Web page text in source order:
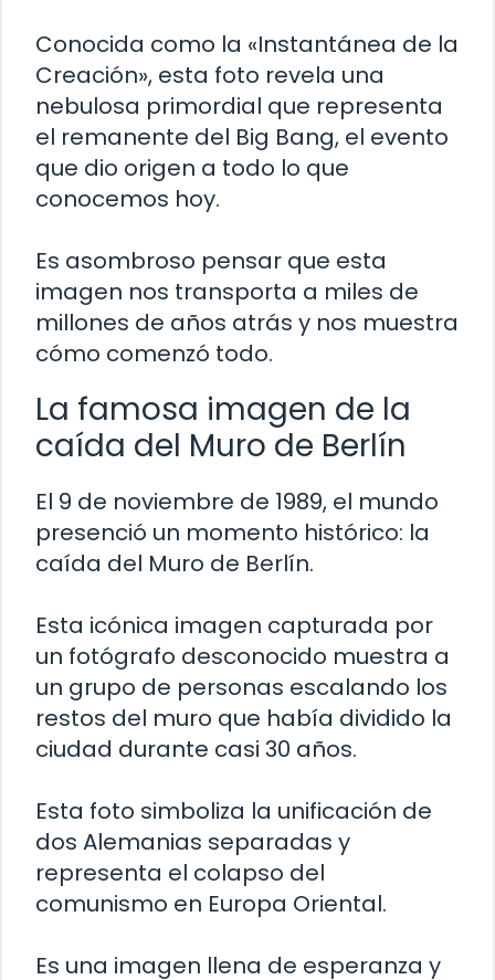
Conocida como la «Instantánea de la
Creación», esta foto revela una
nebulosa primordial que representa
el remanente del Big Bang, el evento
que dio origen a todo lo que
conocemos hoy.
Es asombroso pensar que esta
imagen nos transporta a miles de
millones de años atrás y nos muestra
cómo comenzó todo.
La famosa imagen de la
caída del Muro de Berlín
El 9 de noviembre de 1989, el mundo
presenció un momento histórico: la
caída del Muro de Berlín.
Esta icónica imagen capturada por
un fotógrafo desconocido muestra a
un grupo de personas escalando los
restos del muro que había dividido la
ciudad durante casi 30 años.
Esta foto simboliza la unificación de
dos Alemanias separadas y
representa el colapso del
comunismo en Europa Oriental.
Es una imagen llena de esperanza y